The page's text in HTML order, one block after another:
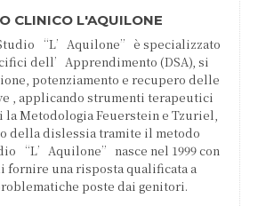
CLINICO L'AQUILONE
“L’Aquilone” è specializzato
dell’Apprendimento (DSA), si
potenziamento e recupero delle
, applicando strumenti terapeutici
Metodologia Feuerstein e Tzuriel,
della dislessia tramite il metodo
“L’Aquilone” nasce nel 1999 con
una risposta qualificata a
poste dai genitori.